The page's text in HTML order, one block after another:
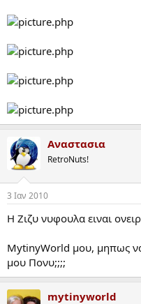
Αναστασια
RetroNuts!
3 Ιαν 2010
Η Ζιζυ νυφουλα ειναι
MytinyWorld μου, μηπως να
μου Πονυ;;;;
mytinyworld